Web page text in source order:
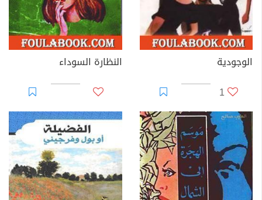
الوجودية
1
النظارة السوداء